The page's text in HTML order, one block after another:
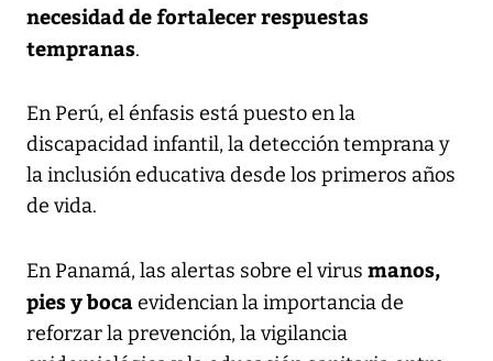
necesidad de fortalecer respuestas
tempranas.
En Perú, el énfasis está puesto en la
discapacidad infantil, la detección temprana y
la inclusión educativa desde los primeros años
de vida.
En Panamá, las alertas sobre el virus manos,
pies y bocaevidencian la importancia de
reforzar la prevención, la vigilancia